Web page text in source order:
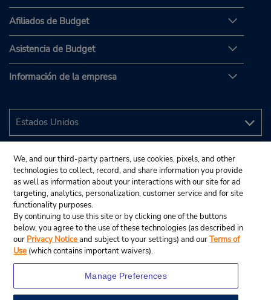
Afiliados de Budget
Asistencia de Budget
Información de la empresa
We, and our third-party partners, use cookies, pixels, and other
technologies to collect, record, and share information you provide
as well as information about your interactions with our site for ad
targeting, analytics, personalization, customer service and for site
functionality purposes.
By continuing to use this site or by clicking one of the buttons
below, you agree to the use of these technologies (as described in
our Privacy Noticeand subject to your settings) and ourTerms of
Use (which contains important waivers).
Manage Preferences